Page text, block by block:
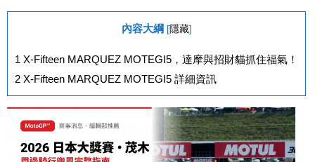
內容大綱 [隱藏]
1 X-Fifteen MARQUEZ MOTEGI5，達摩與招財貓抓住福氣！
2 X-Fifteen MARQUEZ MOTEGI5 詳細資訊